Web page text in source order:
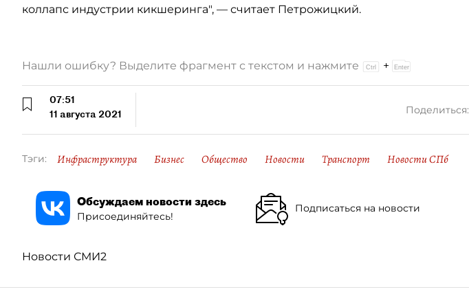
коллапс индустрии кикшеринга", — считает Петрожицкий.
Нашли ошибку? Выделите фрагмент с текстом и нажмите +
07:51
11 августа 2021
Поделиться:
Тэги: Инфраструктура Бизнес Общество Новости Транспорт Новости СПб
Обсуждаем новости здесь
Присоединяйтесь!
Подписаться на новости
Новости СМИ2